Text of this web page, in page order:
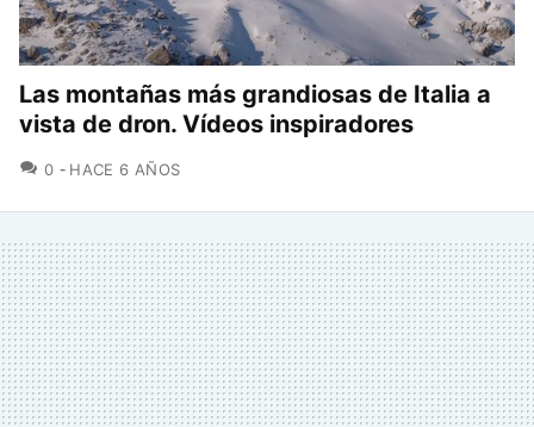
Las montañas más grandiosas de Italia a
vista de dron. Vídeos inspiradores
0 COMENTARIOS
HACE 6 AÑOS